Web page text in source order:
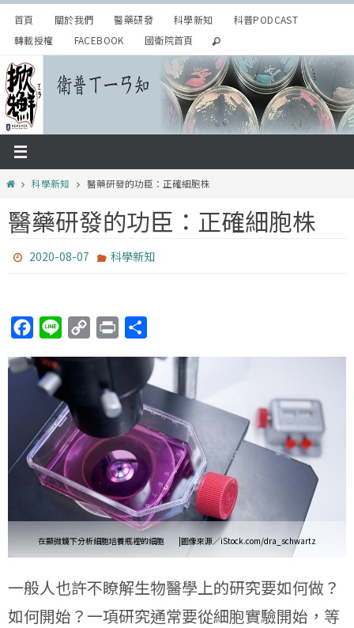
Skip
content
首頁 關於我們 醫藥研發 科學新知
科普PODCAST
轉載授權
FACEBOOK 國衛院首頁
Home科學新知 醫藥研發的功臣：正確細胞株
醫藥研發的功臣：正確細胞株
2020-08-07 科學新知
c
e
o
o
k
i
n
k
n
t
在顯微鏡下分析細胞培養瓶裡的細胞 |圖像來源／iStock.com/dra_schwartz
一般人也許不瞭解生物醫學上的研究要如何做？
如何開始？一項研究通常要從細胞實驗開始，等